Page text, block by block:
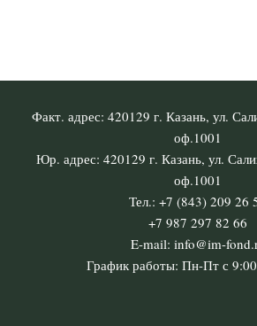
Факт. адрес: 420129 г. Казань, ул.
оф.1001
Юр. адрес: 420129 г. Казань, ул.
оф.1001
Тел.: +7 (843) 209 26
+7 987 297 82 66
E-mail: info@im-
График работы: Пн-Пт с